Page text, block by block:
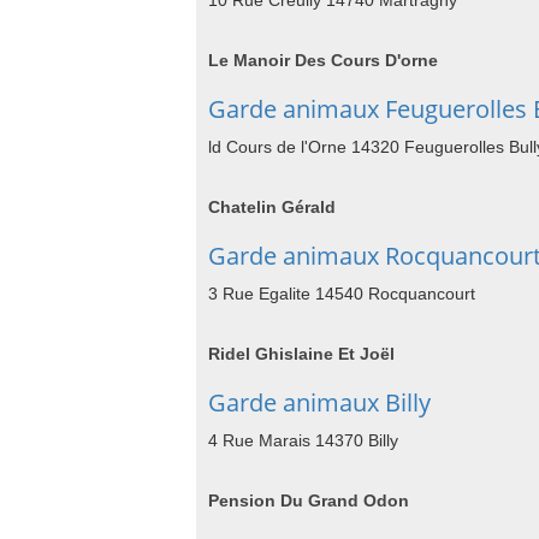
Le Manoir Des Cours D'orne
Garde animaux Feuguerolles
ld Cours de l'Orne 14320 Feuguerolles
Chatelin Gérald
Garde animaux
3 Rue Egalite 14540 Rocquancourt
Ridel Ghislaine Et Joël
Garde animaux Billy
4 Rue Marais 14370 Billy
Pension Du Grand Odon